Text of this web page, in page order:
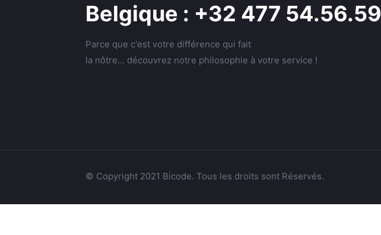
Belgique : +32 477 54.56.59
Parce que c'est votre différence qui fait
la nôtre… découvrez notre philosophie à votre service !
© Copyright 2021 Bicode. Tous les droits sont Réservés.